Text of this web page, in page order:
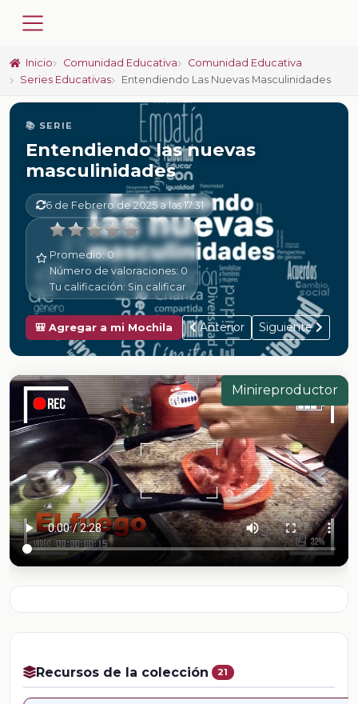
Inicio Comunidad Educativa
Comunidad Educativa
Series Educativas
Entendiendo Las Nuevas Masculinidades
📚 SERIE
Entendiendo las nuevas
masculinidades
6 de Febrero de 2025 a las 17:31
Promedio:0
Número de valoraciones: 0
Tu calificación: Sin calificar
🎒 Agregar a mi Mochila Anterior Siguiente
Minireproductor
Recursos de la colección 21